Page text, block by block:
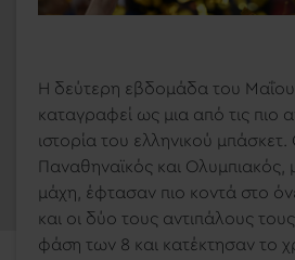
Η δεύτερη εβδομάδα του
καταγραφεί ως μια από τις πιο
ιστορία του ελληνικού μπάσκετ.
Παναθηναϊκός και
μάχη, έφτασαν πιο κοντά στο
και οι δύο τους αντιπάλους
φάση των 8 και κατέκτησαν το